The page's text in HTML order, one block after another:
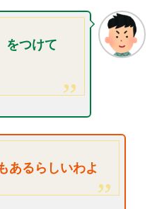
つけて
あるらしいわよ